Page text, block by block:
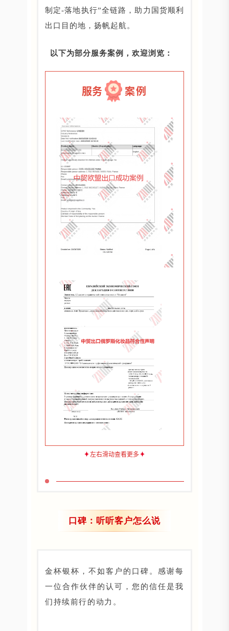
制定-落地执行”全链路，助力国货顺利
出口目的地，扬帆起航。
以下为部分服务案例，欢迎浏览：
服务 案例
左右滑动查看更多
口碑：听听客户怎么说
金杯银杯，不如客户的口碑。感谢每
一位合作伙伴的认可，您的信任是我
们持续前行的动力。